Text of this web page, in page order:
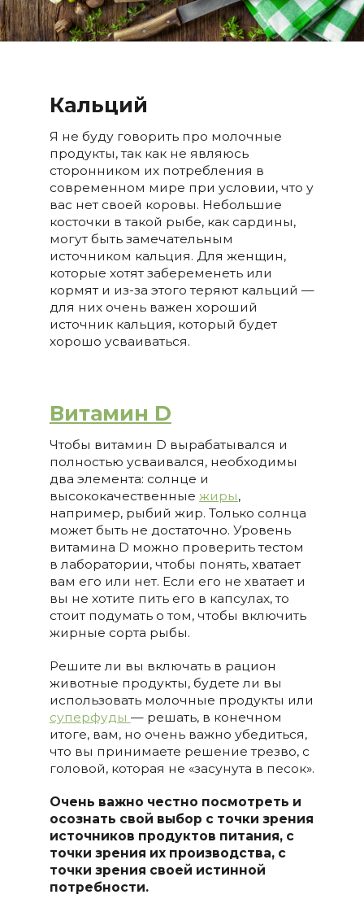
Кальций
Я не буду говорить про молочные
продукты, так как не являюсь
сторонником их потребления в
современном мире при условии, что у
вас нет своей коровы. Небольшие
косточки в такой рыбе, как сардины,
могут быть замечательным
источником кальция. Для женщин,
которые хотят забеременеть или
кормят и из-за этого теряют кальций —
для них очень важен хороший
источник кальция, который будет
хорошо усваиваться.
Витамин D
Чтобы витамин D вырабатывался и
полностью усваивался, необходимы
два элемента: солнце и
высококачественные жиры,
например, рыбий жир. Только солнца
может быть не достаточно. Уровень
витамина D можно проверить тестом
в лаборатории, чтобы понять, хватает
вам его или нет. Если его не хватает и
вы не хотите пить его в капсулах, то
стоит подумать о том, чтобы включить
жирные сорта рыбы.
Решите ли вы включать в рацион
животные продукты, будете ли вы
использовать молочные продукты или
суперфуды — решать, в конечном
итоге, вам, но очень важно убедиться,
что вы принимаете решение трезво, с
головой, которая не «засунута в песок».
Очень важно честно посмотреть и
осознать свой выбор с точки зрения
источников продуктов питания, с
точки зрения их производства, с
точки зрения своей истинной
потребности.